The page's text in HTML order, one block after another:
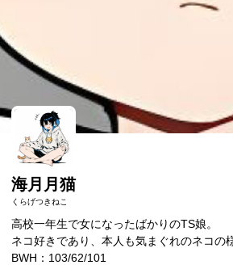
海月月猫
くらげつきねこ
高校一年生で女になったばかりのTS娘。
ネコ好きであり、本人も気まぐれのネコの様
BWH：103/62/101